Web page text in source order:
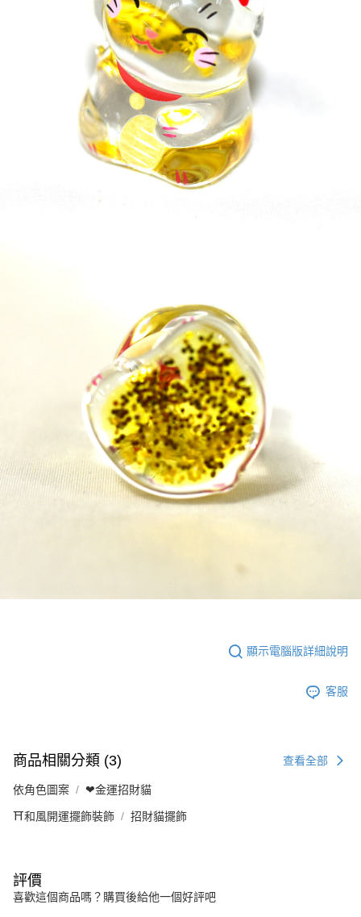
顯示電腦版詳細說明
客服
商品相關分類 (3) 查看全部
依角色圖案 ❤金運招財貓
⛩️和風開運擺飾裝飾 招財貓擺飾
評價
喜歡這個商品嗎？購買後給他一個好評吧